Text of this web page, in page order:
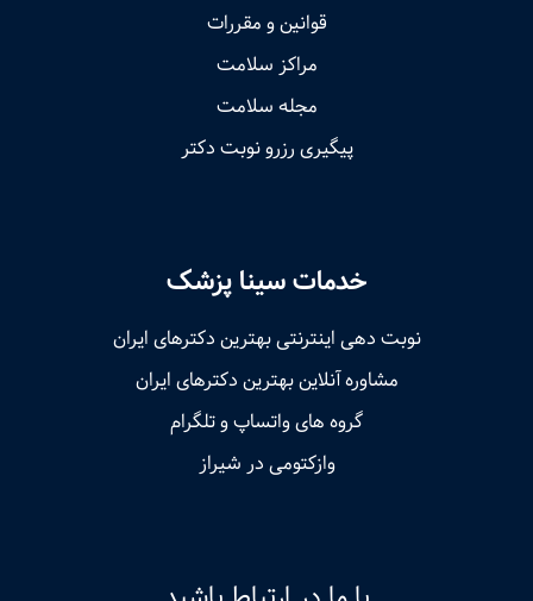
قوانین و مقررات
مراکز سلامت
مجله سلامت
پیگیری رزرو نوبت دکتر
خدمات سینا پزشک
نوبت‌ دهی اینترنتی بهترین دکترهای ایران
مشاوره آنلاین بهترین دکترهای ایران
گروه های واتساپ و تلگرام
وازکتومی در شیراز